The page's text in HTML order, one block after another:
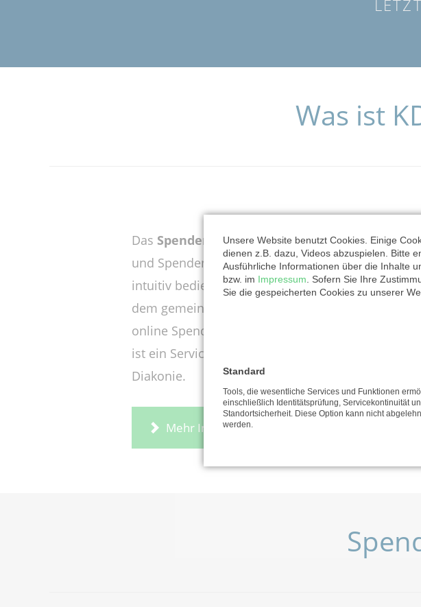
Was ist
Das Spendenportal KD-onlineSpendebringt
und Spenden-Organisationen zusammen. Es ist
intuitiv bedienbares und kostengünstiges Tool,
dem gemeinnützige Organisationen für ihre
online Spenden sammeln können. KD-
ist ein Service für Kunden der Bank für Kirche und
Diakonie.
Mehr Informationen
Unsere Website benutzt Cookies. Einige
dienen z.B. dazu, Videos abzuspielen. Bitte
Ausführliche Informationen über die Inhalte
bzw. im Impressum . Sofern Sie Ihre
Sie die gespeicherten Cookies zu unserer
Standard
Tools, die wesentliche Services und Funktionen
einschließlich Identitätsprüfung, Servicekontinuität
Standortsicherheit. Diese Option kann nicht
werden.